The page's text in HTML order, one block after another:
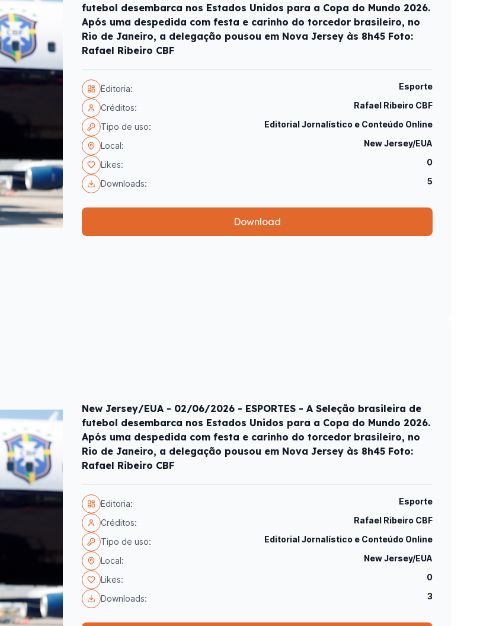
futebol desembarca nos Estados Unidos para a Copa do Mundo 2026.
Após uma despedida com festa e carinho do torcedor brasileiro, no
Rio de Janeiro, a delegação pousou em Nova Jersey às 8h45 Foto:
Rafael Ribeiro CBF
Editoria: Esporte
Créditos: Rafael Ribeiro CBF
Tipo de uso: Editorial Jornalístico e Conteúdo Online
Local: New Jersey/EUA
Likes: 0
Downloads: 5
Download
New Jersey/EUA - 02/06/2026 - ESPORTES - A Seleção brasileira de
futebol desembarca nos Estados Unidos para a Copa do Mundo 2026.
Após uma despedida com festa e carinho do torcedor brasileiro, no
Rio de Janeiro, a delegação pousou em Nova Jersey às 8h45 Foto:
Rafael Ribeiro CBF
Editoria: Esporte
Créditos: Rafael Ribeiro CBF
Tipo de uso: Editorial Jornalístico e Conteúdo Online
Local: New Jersey/EUA
Likes: 0
Downloads: 3